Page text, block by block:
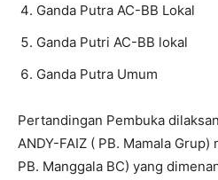
Ganda Putra AC-BB Lokal
Ganda Putri AC-BB lokal
Ganda Putra Umum
Pertandingan Pembuka
ANDY-FAIZ ( PB. Mamala Grup)
PB. Manggala BC) yang